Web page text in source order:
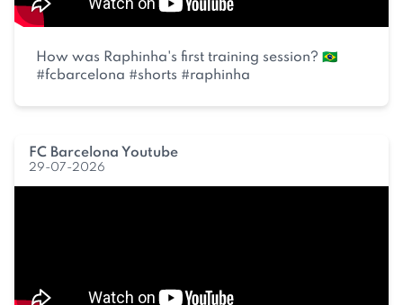
How was Raphinha's first training session? 🇧🇷
#fcbarcelona #shorts #raphinha
FC Barcelona Youtube
29-07-2026